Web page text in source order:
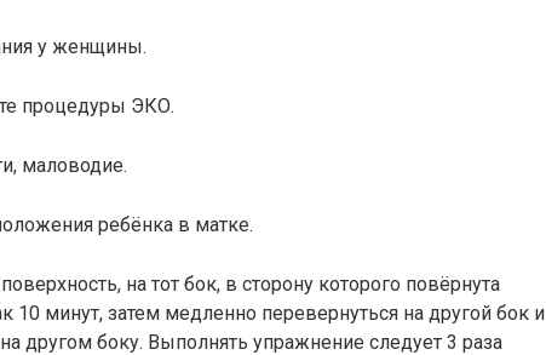
у женщины.
процедуры ЭКО.
маловодие.
ребёнка в матке.
на тот бок, в сторону которого повёрнута
минут, затем медленно перевернуться на другой бок и
другом боку. Выполнять упражнение следует 3 раза